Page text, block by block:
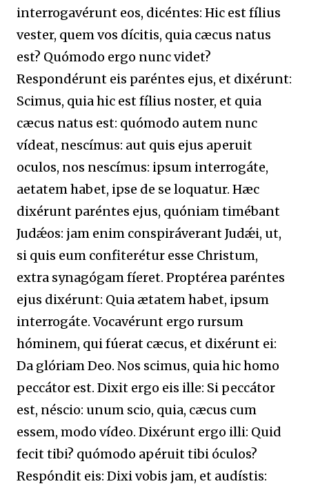
interrogavérunt eos, dicéntes: Hic est fílius
vester, quem vos dícitis, quia cæcus natus
est? Quómodo ergo nunc videt?
Respondérunt eis paréntes ejus, et dixérunt:
Scimus, quia hic est fílius noster, et quia
cæcus natus est: quómodo autem nunc
vídeat, nescímus: aut quis ejus aperuit
oculos, nos nescímus: ipsum interrogáte,
aetatem habet, ipse de se loquatur. Hæc
dixérunt paréntes ejus, quóniam timébant
Judǽos: jam enim conspiráverant Judǽi, ut,
si quis eum confiterétur esse Christum,
extra synagógam fíeret. Proptérea paréntes
ejus dixérunt: Quia ætatem habet, ipsum
interrogáte. Vocavérunt ergo rursum
hóminem, qui fúerat cæcus, et dixérunt ei:
Da glóriam Deo. Nos scimus, quia hic homo
peccátor est. Dixit ergo eis ille: Si peccátor
est, néscio: unum scio, quia, cæcus cum
essem, modo vídeo. Dixérunt ergo illi: Quid
fecit tibi? quómodo apéruit tibi óculos?
Respóndit eis: Dixi vobis jam, et audístis: